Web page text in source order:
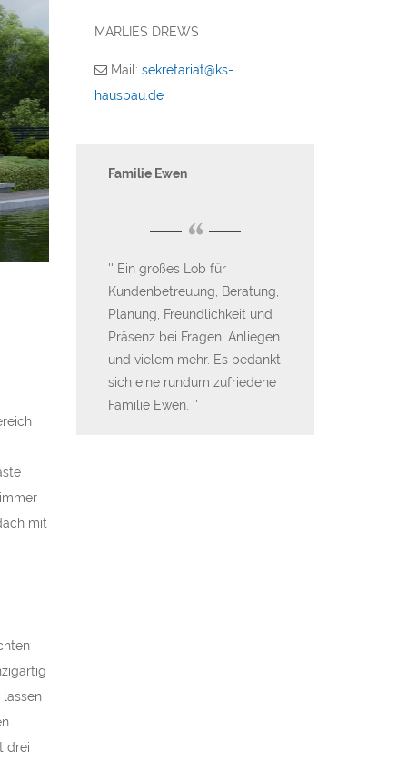
mit
lassen
drei
MARLIES DREWS
Mail: sekretariat@ks-
hausbau.de
an
Familie Ewen
“
Ein großes Lob für
Kundenbetreuung, Beratung,
Planung, Freundlichkeit und
Präsenz bei Fragen, Anliegen
und vielem mehr. Es bedankt
sich eine rundum zufriedene
Familie Ewen.